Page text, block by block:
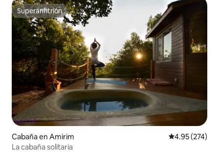
Superanfitrión
Superanfitrión
Cabaña en Amirim Calificación
4.95 (274)
La cabaña solitaria